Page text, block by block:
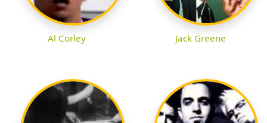
Al Corley Jack Greene